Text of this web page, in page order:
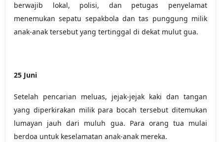
berwajib lokal, polisi, dan petugas penyelamat
menemukan sepatu sepakbola dan tas punggung milik
anak-anak tersebut yang tertinggal di dekat mulut gua.
25 Juni
Setelah pencarian meluas, jejak-jejak kaki dan tangan
yang diperkirakan milik para bocah tersebut ditemukan
lumayan jauh dari muluh gua. Para orang tua mulai
berdoa untuk keselamatan anak-anak mereka.